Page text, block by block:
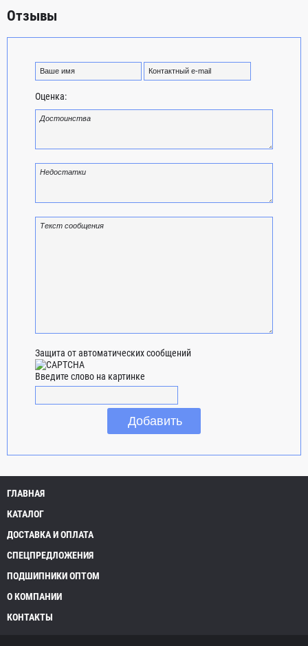
Отзывы
Оценка:
Защита от автоматических сообщений
Введите слово на картинке
ГЛАВНАЯ
КАТАЛОГ
ДОСТАВКА И ОПЛАТА
СПЕЦПРЕДЛОЖЕНИЯ
ПОДШИПНИКИ ОПТОМ
О КОМПАНИИ
КОНТАКТЫ